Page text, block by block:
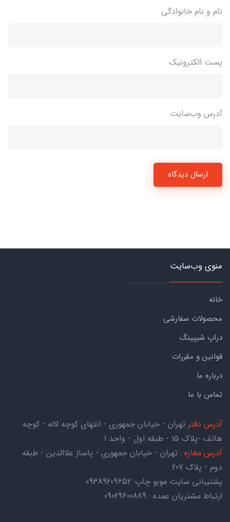
نام و نام خانوادگی
پست الکترونیک
آدرس وب‌سایت
ارسال دیدگاه
منوی وب‌سایت
خانه
محصولات سفارشی
دراپ شیپینگ
قوانین و مقررات
درباره ما
تماس با ما
آدرس دفتر تهران - خیابان جمهوری - انتهای کوچه لاله - کوچه
هاتف -پلاک ۱۵ - طبقه اول - واحد ۱
آدرس مغازه : تهران - خیابان جمهوری - پاساژ علاالدین - طبقه
دوم - پلاک 207
پشتیبانی سایت موبو چاپ: 09389209652
ارتباط مشتریان عمده : 09029600889